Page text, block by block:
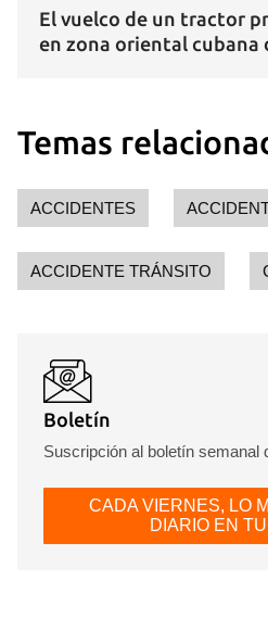
Guardar como favorito
El vuelco de un tractor
en zona oriental cubana
Temas
ACCIDENTES
ACCIDENTE TRÁNSITO
Boletín
Suscripción al boletín semanal
CADA VIERNES, LO
DIARIO EN